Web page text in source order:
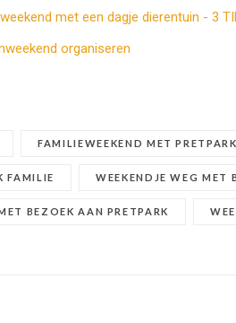
met een dagje dierentuin - 3
organiseren
FAMILIEWEEKEND MET PRETPARK
FAMILIE WEEKENDJE WEG MET
BEZOEK AAN PRETPARK